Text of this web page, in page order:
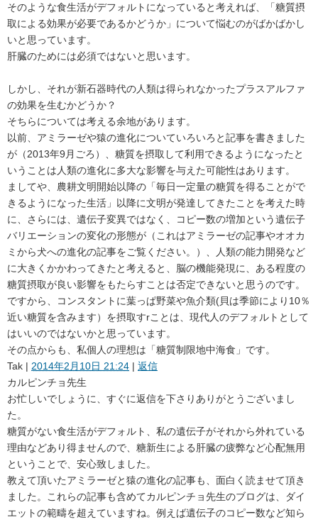
そのような食生活がデフォルトになっていると考えれば、「糖質摂
取による効果が必要であるかどうか」について悩むのがばかばかし
いと思っています。
肝臓のためには必須ではないと思います。
しかし、それが新石器時代の人類は得られなかったプラスアルファ
の効果を生むかどうか？
そちらについては考える余地があります。
以前、アミラーゼや猿の進化についていろいろと記事を書きました
が（2013年9月ごろ）、糖質を摂取して利用できるようになったと
いうことは人類の進化に多大な影響を与えた可能性はあります。
ましてや、農耕文明開始以降の「毎日一定量の糖質を得ることがで
きるようになった生活」以降に文明が発達してきたことを考えた時
に、さらには、遺伝子変異ではなく、コピー数の増加という遺伝子
バリエーションの変化の形態が（これはアミラーゼの記事やオオカ
ミから犬への進化の記事をご覧ください。）、人類の能力開発など
に大きくかかわってきたと考えると、脳の機能発現に、ある程度の
糖質摂取が良い影響をもたらすことは否定できないと思うのです。
ですから、コンスタントに葉っぱ野菜や魚介類(貝は季節により10％
近い糖質を含みます）を摂取すrことは、現代人のデフォルトとして
はいいのではないかと思っています。
その点からも、私個人の理想は「糖質制限地中海食」です。
Tak | 2014年2月10日 21:24 | 返信
カルピンチョ先生
お忙しいでしょうに、すぐに返信を下さりありがとうございまし
た。
糖質がない食生活がデフォルト、私の遺伝子がそれから外れている
理由などあり得ませんので、糖新生による肝臓の疲弊など心配無用
ということで、安心致しました。
教えて頂いたアミラーゼと猿の進化の記事も、面白く読ませて頂き
ました。これらの記事も含めてカルピンチョ先生のブログは、ダイ
エットの範疇を超えていますね。例えば遺伝子のコピー数など知ら